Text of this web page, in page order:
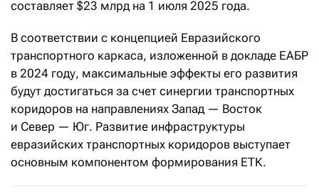
составляет $23 млрд на 1 июля 2025 года.
В соответствии с концепцией Евразийского
транспортного каркаса, изложенной в докладе ЕАБР
в 2024 году, максимальные эффекты его развития
будут достигаться за счет синергии транспортных
коридоров на направлениях Запад — Восток
и Север — Юг. Развитие инфраструктуры
евразийских транспортных коридоров выступает
основным компонентом формирования ЕТК.